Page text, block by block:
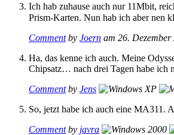
Ich hab zuhause auch nur 11Mbit,
Prism-Karten. Nun hab ich aber nen
Commentby Joern am 26.
Ha, das kenne ich auch. Meine
Chipsatz… nach drei Tagen habe ich
Commentby Jens
So, jetzt habe ich auch eine MA311.
Commentby javra